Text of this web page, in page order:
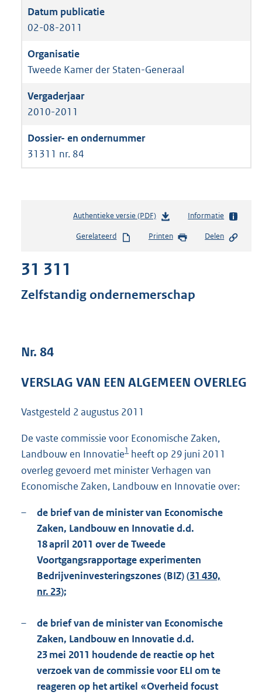
02-08-2011
Tweede Kamer der Staten-Generaal
2010-2011
31311 nr. 84
Authentieke versie (PDF)b
s
s
e
8
Informatie
Gerelateerd Printen Delen
31 311
Zelfstandig ondernemerschap
Nr. 84
VERSLAG VAN EEN ALGEMEEN OVERLEG
Vastgesteld 2 augustus 2011
De vaste commissie voor Economische Zaken,
Landbouw en Innovatie1 heeft op 29 juni 2011
overleg gevoerd met minister Verhagen van
Economische Zaken, Landbouw en Innovatie over:
–
de brief van de minister van Economische
Zaken, Landbouw en Innovatie d.d.
18 april 2011 over de Tweede
Voortgangsrapportage experimenten
Bedrijveninvesteringszones (BIZ) (31 430,
nr. 23);
–
de brief van de minister van Economische
Zaken, Landbouw en Innovatie d.d.
23 mei 2011 houdende de reactie op het
verzoek van de commissie voor ELI om te
reageren op het artikel «Overheid focust